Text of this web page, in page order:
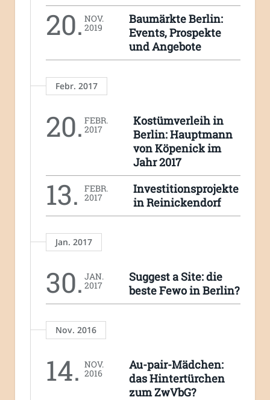
20. NOV.
2019
Baumärkte Berlin:
Events, Prospekte
und Angebote
Febr. 2017
20. FEBR.
2017
Kostümverleih in
Berlin: Hauptmann
von Köpenick im
Jahr 2017
13. FEBR.
2017
Investitionsprojekte
in Reinickendorf
Jan. 2017
30. JAN.
2017
Suggest a Site: die
beste Fewo in Berlin?
Nov. 2016
14. NOV.
2016
Au-pair-Mädchen:
das Hintertürchen
zum ZwVbG?